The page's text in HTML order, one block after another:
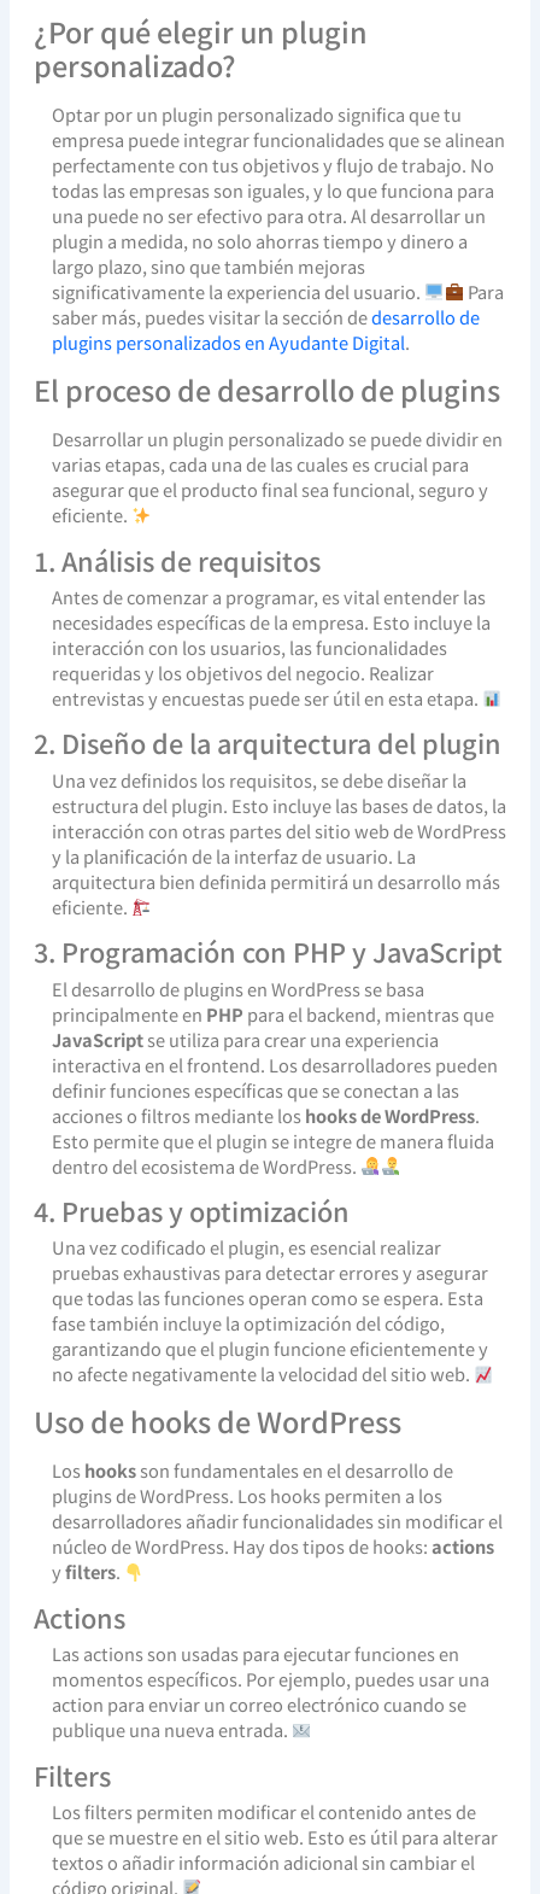
¿Por qué elegir un plugin
personalizado?
Optar por un plugin personalizado significa que tu
empresa puede integrar funcionalidades que se alinean
perfectamente con tus objetivos y flujo de trabajo. No
todas las empresas son iguales, y lo que funciona para
una puede no ser efectivo para otra. Al desarrollar un
plugin a medida, no solo ahorras tiempo y dinero a
largo plazo, sino que también mejoras
significativamente la experiencia del usuario.
Para
saber más, puedes visitar la sección dedesarrollo de
plugins personalizados en Ayudante Digital.
El proceso de desarrollo de plugins
Desarrollar un plugin personalizado se puede dividir en
varias etapas, cada una de las cuales es crucial para
asegurar que el producto final sea funcional, seguro y
eficiente.
1. Análisis de requisitos
Antes de comenzar a programar, es vital entender las
necesidades específicas de la empresa. Esto incluye la
interacción con los usuarios, las funcionalidades
requeridas y los objetivos del negocio. Realizar
entrevistas y encuestas puede ser útil en esta etapa.
2. Diseño de la arquitectura del plugin
Una vez definidos los requisitos, se debe diseñar la
estructura del plugin. Esto incluye las bases de datos, la
interacción con otras partes del sitio web de WordPress
y la planificación de la interfaz de usuario. La
arquitectura bien definida permitirá un desarrollo más
eficiente.
3. Programación con PHP y JavaScript
El desarrollo de plugins en WordPress se basa
principalmente en PHP para el backend, mientras que
JavaScriptse utiliza para crear una experiencia
interactiva en el frontend. Los desarrolladores pueden
definir funciones específicas que se conectan a las
acciones o filtros mediante loshooks de WordPress.
Esto permite que el plugin se integre de manera fluida
dentro del ecosistema de WordPress.
4. Pruebas y optimización
Una vez codificado el plugin, es esencial realizar
pruebas exhaustivas para detectar errores y asegurar
que todas las funciones operan como se espera. Esta
fase también incluye la optimización del código,
garantizando que el plugin funcione eficientemente y
no afecte negativamente la velocidad del sitio web.
Uso de hooks de WordPress
Loshooksson fundamentales en el desarrollo de
plugins de WordPress. Los hooks permiten a los
desarrolladores añadir funcionalidades sin modificar el
núcleo de WordPress. Hay dos tipos de hooks:actions
yfilters.
Actions
Las actions son usadas para ejecutar funciones en
momentos específicos. Por ejemplo, puedes usar una
action para enviar un correo electrónico cuando se
publique una nueva entrada.
Filters
Los filters permiten modificar el contenido antes de
que se muestre en el sitio web. Esto es útil para alterar
textos o añadir información adicional sin cambiar el
código original.